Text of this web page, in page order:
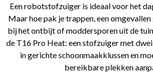
Een robotstofzuiger is ideaal voor het
Maar hoe pak je trappen, een
bij het ontbijt of moddersporen uit de
de T16 Pro Heat: een stofzuiger met
in gerichte schoonmaakklussen en
bereikbare plekken